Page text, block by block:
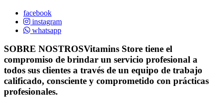
facebook
instagram
whatsapp
SOBRE NOSTROSVitamins Store tiene el
compromiso de brindar un servicio profesional a
todos sus clientes a través de un equipo de trabajo
calificado, consciente y comprometido con prácticas
profesionales.